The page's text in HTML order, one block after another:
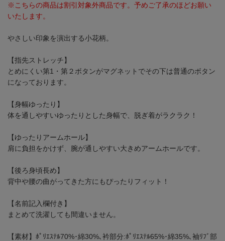
※こちらの商品は割引対象外商品です。予めご了承のほどお願い
いたします。
やさしい印象を演出する小花柄。
【指先ストレッチ】
とめにくい第1・第２ボタンがマグネットでその下は普通のボタン
になっております。
【身幅ゆったり】
体を通しやすいゆったりとした身幅で、脱ぎ着がラクラク！
【ゆったりアームホール】
肩に負担をかけず、腕が通しやすい大きめアームホールです。
【後ろ身頃長め】
背中や腰の曲がってきた方にもぴったりフィット！
【名前記入欄付き】
まとめて洗濯しても間違いません。
【素材】ﾎﾟﾘｴｽﾃﾙ70%･綿30%､衿部分:ﾎﾟﾘｴｽﾃﾙ65%･綿35%､袖ﾘﾌﾞ部